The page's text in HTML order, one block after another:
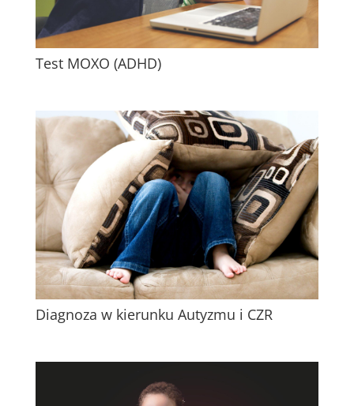
Test MOXO (ADHD)
Diagnoza w kierunku Autyzmu i CZR